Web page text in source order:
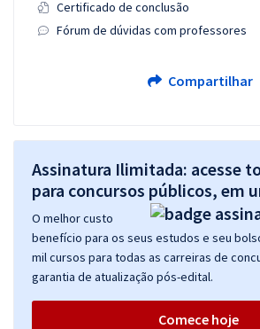
Certificado de conclusão
Fórum de dúvidas com professores
Compartilhar
Assinatura Ilimitada: acesse
para concursos públicos, em
O melhor custo
benefício para os seus estudos e seu
mil cursos para todas as carreiras de
garantia de atualização pós-edital.
Comece hoje